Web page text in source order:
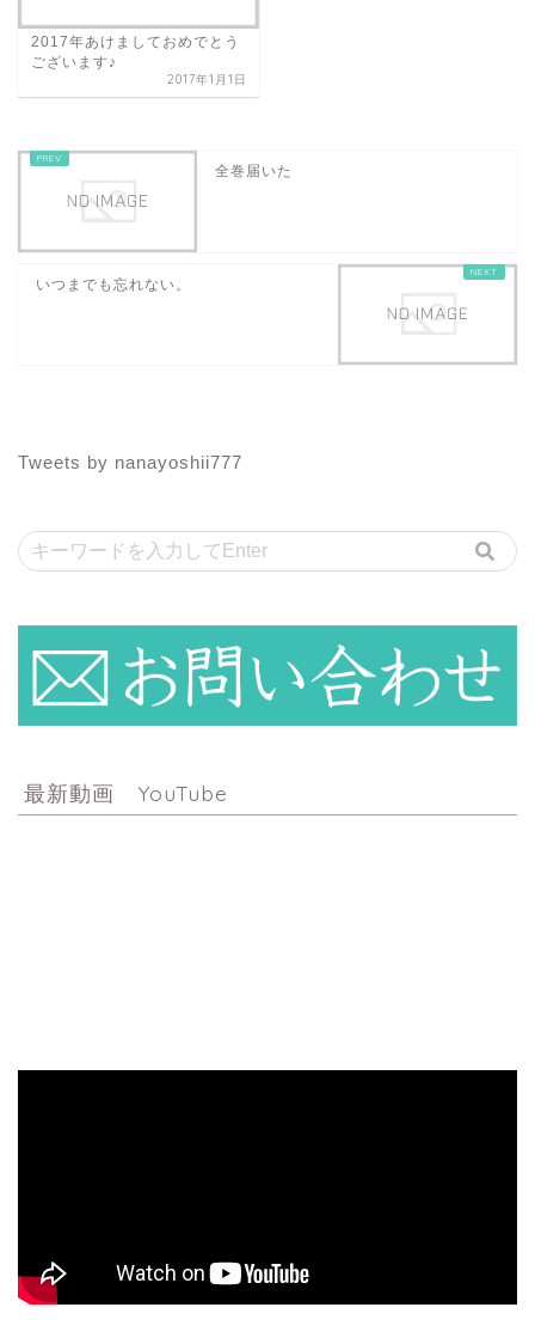
2017年あけましておめでとう
ございます♪
2017年1月1日
全巻届いた
いつまでも忘れない。
Tweets by nanayoshii777
最新動画 YouTube